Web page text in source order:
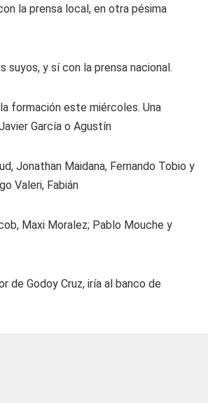
la prensa local, en otra pésima
suyos, y sí con la prensa nacional.
formación este miércoles. Una
García o Agustín
Jonathan Maidana, Fernando Tobio y
Valeri, Fabián
Maxi Moralez; Pablo Mouche y
de Godoy Cruz, iría al banco de